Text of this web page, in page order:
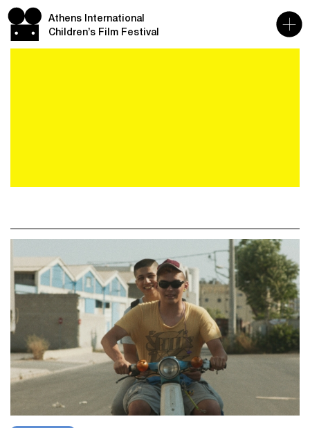
Athens International
Children’s Film Festival